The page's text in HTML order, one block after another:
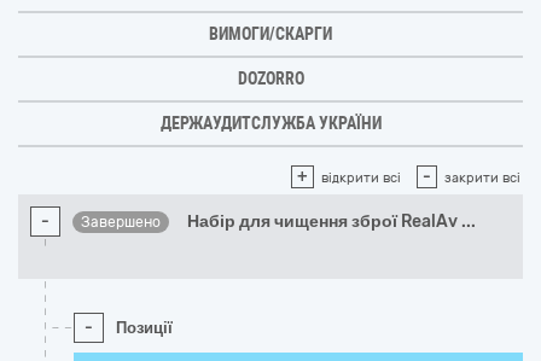
ВИМОГИ/СКАРГИ
DOZORRO
ДЕРЖАУДИТСЛУЖБА УКРАЇНИ
+ відкрити всі - закрити всі
- Завершено Набір для чищення зброї RealAv ...
- Позиції